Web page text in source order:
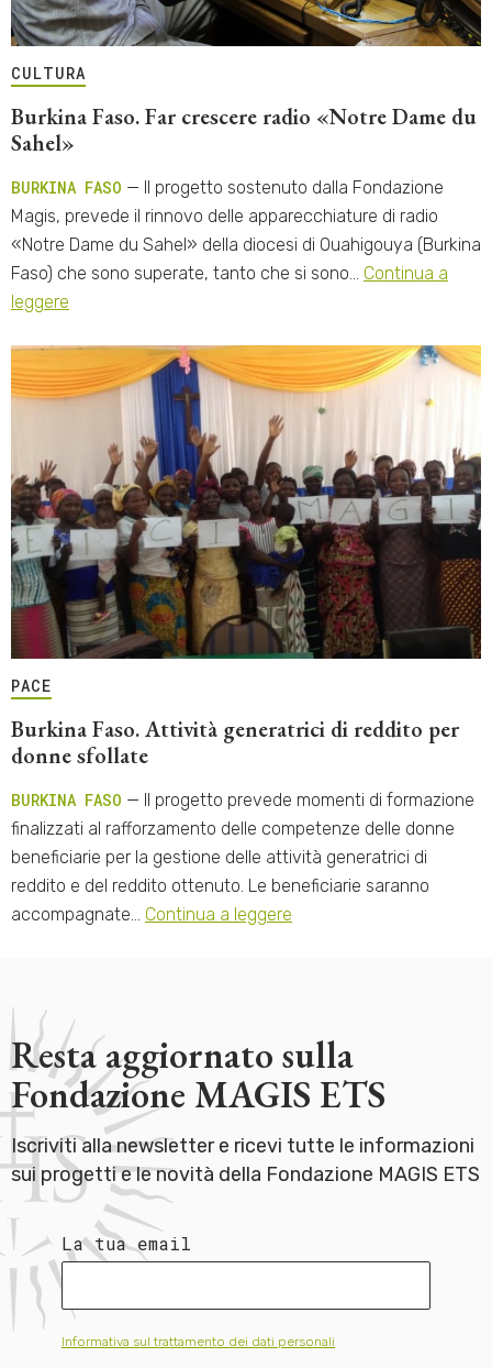
CULTURA
Burkina Faso. Far crescere radio «Notre Dame du
Sahel»
BURKINA FASO — Il progetto sostenuto dalla Fondazione
Magis, prevede il rinnovo delle apparecchiature di radio
«Notre Dame du Sahel» della diocesi di Ouahigouya (Burkina
Faso) che sono superate, tanto che si sono… Continua a
leggere
PACE
Burkina Faso. Attività generatrici di reddito per
donne sfollate
BURKINA FASO — Il progetto prevede momenti di formazione
finalizzati al rafforzamento delle competenze delle donne
beneficiarie per la gestione delle attività generatrici di
reddito e del reddito ottenuto. Le beneficiarie saranno
accompagnate… Continua a leggere
Resta aggiornato sulla
Fondazione MAGIS ETS
Iscriviti alla newsletter e ricevi tutte le informazioni
sui progetti e le novità della Fondazione MAGIS ETS
La tua email
Informativa sul trattamento dei dati personali